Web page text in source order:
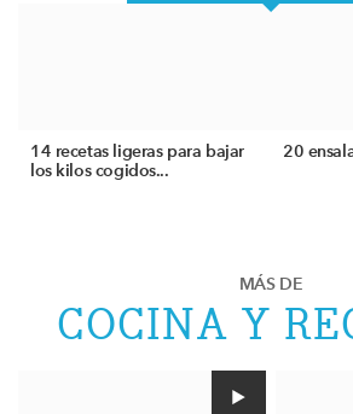
14 recetas ligeras para bajar
los kilos cogidos...
20
MÁS DE
COCINA Y